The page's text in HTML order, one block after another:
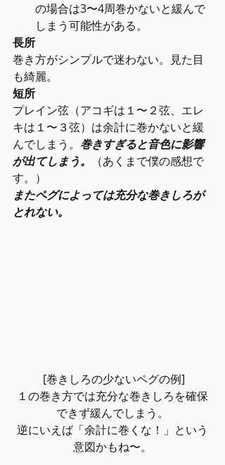
の場合は3〜4周巻かないと緩んで
しまう可能性がある。
長所
巻き方がシンプルで迷わない。見た目
も綺麗。
短所
プレイン弦（アコギは１〜２弦、エレ
キは１〜３弦）は余計に巻かないと緩
んでしまう。 巻きすぎると音色に影響
が出てしまう。
（あくまで僕の感想で
す。）
またペグによっては充分な巻きしろが
とれない。
[巻きしろの少ないペグの例]
１の巻き方では充分な巻きしろを確保
できず緩んでしまう。
逆にいえば「余計に巻くな！」という
意図かもね〜。